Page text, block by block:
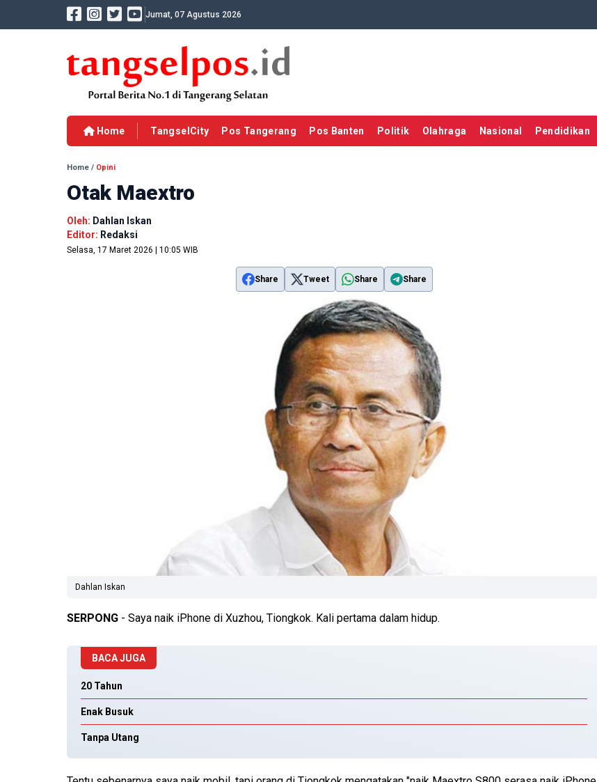
Jumat, 07 Agustus 2026
Home TangselCity Pos Tangerang Pos Banten Politik Olahraga Nasional Pendidikan
Home / Opini
Otak Maextro
Oleh: Dahlan Iskan
Editor: Redaksi
Selasa, 17 Maret 2026 | 10:05 WIB
Share Tweet Share Share
Dahlan Iskan
SERPONG - Saya naik iPhone di Xuzhou, Tiongkok. Kali pertama dalam hidup.
BACA JUGA
20 Tahun
Enak Busuk
Tanpa Utang